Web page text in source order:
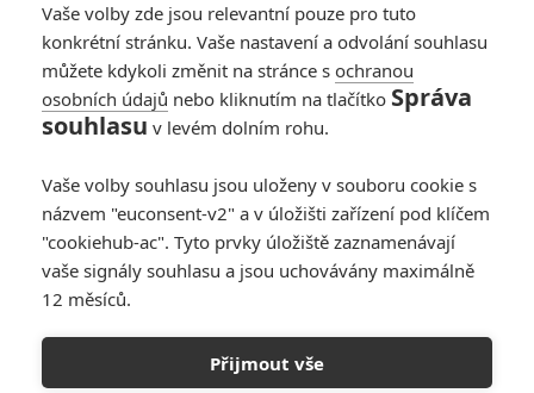
RECENZE FILMŮ
10
Schnirch nebarví hnus českých dějin
narůžovo
Vaše volby zde jsou relevantní pouze pro tuto
konkrétní stránku. Vaše nastavení a odvolání souhlasu
můžete kdykoli změnit na stránce s ochranou
osobních údajů nebo kliknutím na tlačítko Správa
souhlasu v levém dolním rohu.
Vaše volby souhlasu jsou uloženy v souboru cookie s
názvem "euconsent-v2" a v úložišti zařízení pod klíčem
"cookiehub-ac". Tyto prvky úložiště zaznamenávají
vaše signály souhlasu a jsou uchovávány maximálně
12 měsíců.
Přijmout vše